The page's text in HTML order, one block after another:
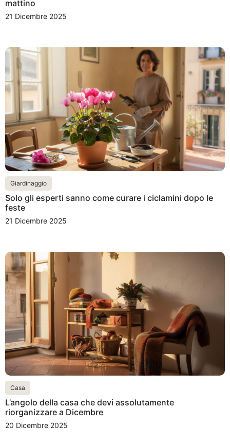
mattino
21 Dicembre 2025
Giardinaggio
Solo gli esperti sanno come curare i ciclamini dopo le
feste
21 Dicembre 2025
Casa
L’angolo della casa che devi assolutamente
riorganizzare a Dicembre
20 Dicembre 2025